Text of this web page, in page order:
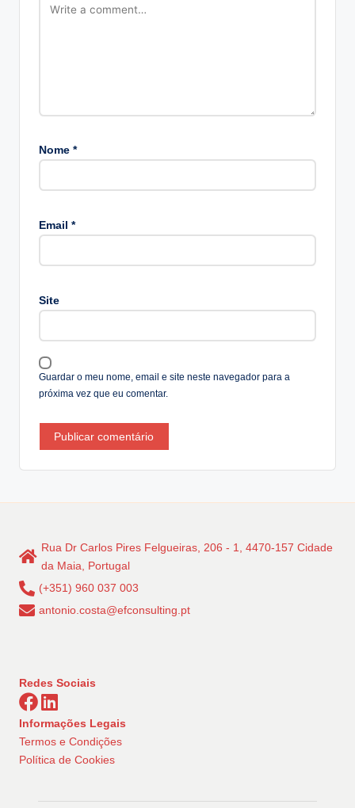
Nome *
Email *
Site
Guardar o meu nome, email e site neste navegador para a
próxima vez que eu comentar.
e
ti
e
:
Rua Dr Carlos Pires Felgueiras, 206 - 1, 4470-157 Cidade
da Maia, Portugal
(+351) 960 037 003
antonio.costa@efconsulting.pt
Redes Sociais
Informações Legais
Termos e Condições
Política de Cookies